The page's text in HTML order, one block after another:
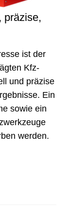
präzise,
ist der
Kfz-
und präzise
Ein
sowie ein
werden.